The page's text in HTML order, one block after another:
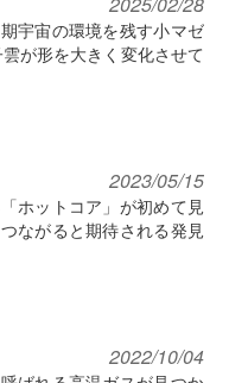
宇宙の環境を残す小マゼ
が形を大きく変化させて
2023/05/15
ホットコア」が初めて見
ながると期待される発見
2022/10/04